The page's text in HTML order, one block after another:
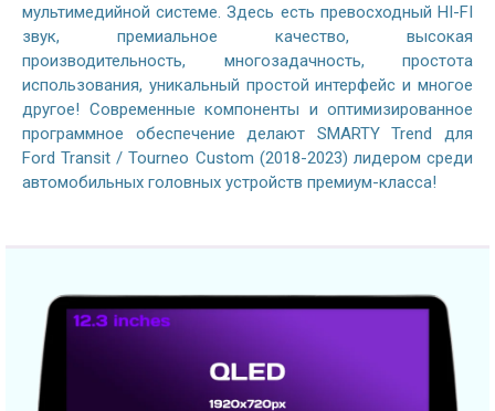
мультимедийной системе. Здесь есть превосходный HI-FI
звук, премиальное качество, высокая
производительность, многозадачность, простота
использования, уникальный простой интерфейс и многое
другое! Современные компоненты и оптимизированное
программное обеспечение делают SMARTY Trend для
Ford Transit / Tourneo Custom (2018-2023) лидером среди
автомобильных головных устройств премиум-класса!